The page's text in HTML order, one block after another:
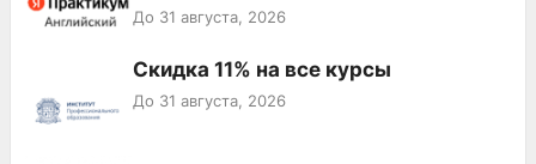
До 31 августа, 2026
Скидка 11% на все курсы
До 31 августа, 2026